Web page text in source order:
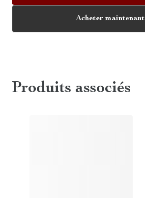
Acheter maintenant
Produits associés